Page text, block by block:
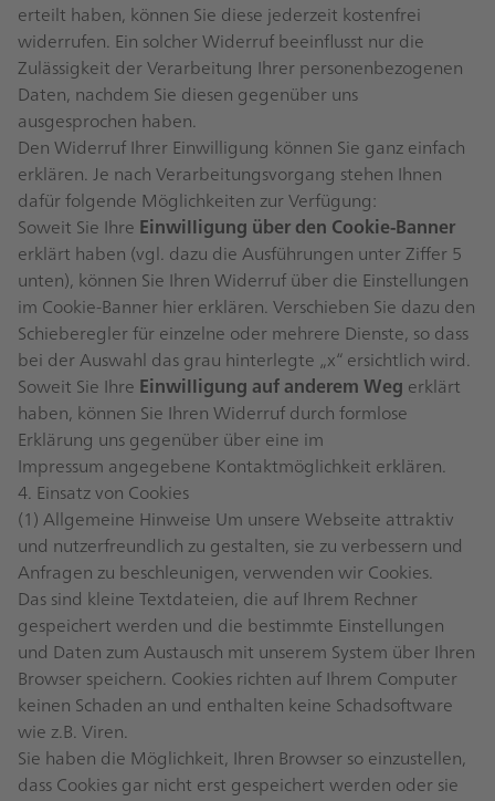
erteilt haben, können Sie diese jederzeit kostenfrei
widerrufen. Ein solcher Widerruf beeinflusst nur die
Zulässigkeit der Verarbeitung Ihrer personenbezogenen
Daten, nachdem Sie diesen gegenüber uns
ausgesprochen haben.
Den Widerruf Ihrer Einwilligung können Sie ganz einfach
erklären. Je nach Verarbeitungsvorgang stehen Ihnen
dafür folgende Möglichkeiten zur Verfügung:
Soweit Sie Ihre Einwilligung über den Cookie-Banner
erklärt haben (vgl. dazu die Ausführungen unter Ziffer 5
unten), können Sie Ihren Widerruf über die Einstellungen
im Cookie-Banner hier erklären. Verschieben Sie dazu den
Schieberegler für einzelne oder mehrere Dienste, so dass
bei der Auswahl das grau hinterlegte „x“ ersichtlich wird.
Soweit Sie Ihre Einwilligung auf anderem Weg erklärt
haben, können Sie Ihren Widerruf durch formlose
Erklärung uns gegenüber über eine im
Impressum angegebene Kontaktmöglichkeit erklären.
4. Einsatz von Cookies
(1) Allgemeine Hinweise Um unsere Webseite attraktiv
und nutzerfreundlich zu gestalten, sie zu verbessern und
Anfragen zu beschleunigen, verwenden wir Cookies.
Das sind kleine Textdateien, die auf Ihrem Rechner
gespeichert werden und die bestimmte Einstellungen
und Daten zum Austausch mit unserem System über Ihren
Browser speichern. Cookies richten auf Ihrem Computer
keinen Schaden an und enthalten keine Schadsoftware
wie z.B. Viren.
Sie haben die Möglichkeit, Ihren Browser so einzustellen,
dass Cookies gar nicht erst gespeichert werden oder sie